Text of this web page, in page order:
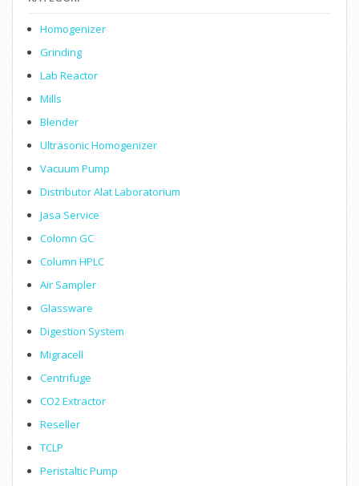
Homogenizer
Grinding
Lab Reactor
Mills
Blender
Ultrasonic Homogenizer
Vacuum Pump
Distributor Alat Laboratorium
Jasa Service
Colomn GC
Column HPLC
Air Sampler
Glassware
Digestion System
Migracell
Centrifuge
CO2 Extractor
Reseller
TCLP
Peristaltic Pump